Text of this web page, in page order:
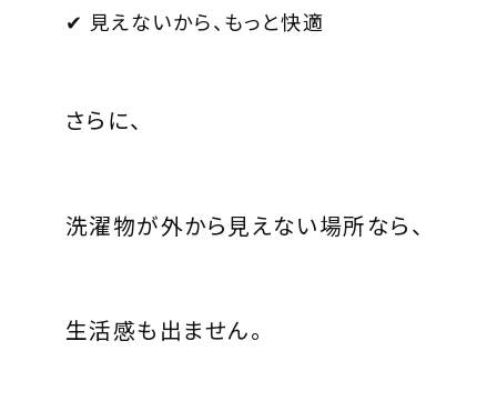
✔ 見えないから、もっと快適
さらに、
洗濯物が外から見えない場所なら、
生活感も出ません。